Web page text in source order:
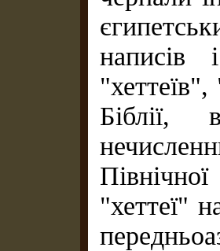
написів
Біблії,
"хеттеї"